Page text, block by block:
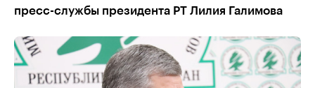
пресс-службы президента РТ Лилия Галимова